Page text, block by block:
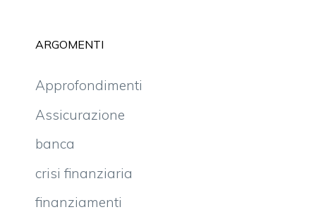
ARGOMENTI
Approfondimenti
Assicurazione
banca
crisi finanziaria
finanziamenti